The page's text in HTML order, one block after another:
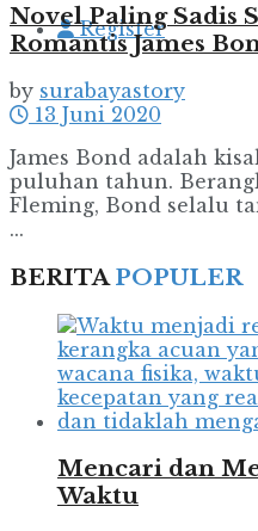
Register
Novel Paling Sadis
Romantis James
by surabayastory
13 Juni 2020
James Bond adalah
puluhan tahun.
Fleming, Bond selalu
...
BERITAPOPULER
Mencari dan
Waktu